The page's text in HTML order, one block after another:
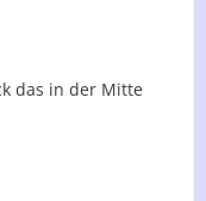
das in der Mitte